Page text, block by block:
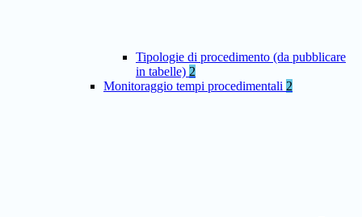
Tipologie di procedimento (da pubblicare
in tabelle) 2
Monitoraggio tempi procedimentali 2